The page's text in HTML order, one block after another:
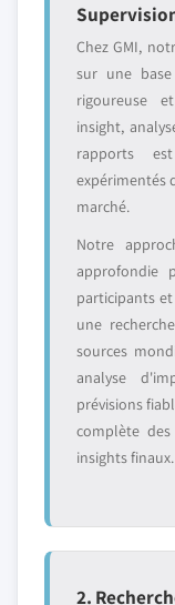
Chez GMI,
sur une
rigoureuse
insight,
rapports
expérimentés
marché.
Notre
approfondie
participants
une
sources
analyse
prévisions
complète
insights finaux.
2.